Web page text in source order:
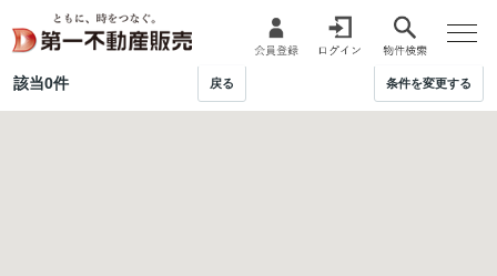
該当0件 戻る 条件を変更する